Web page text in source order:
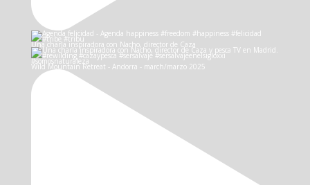
Una charla inspiradora con Nacho, director de Caza
Wild Mountain Retreat - Andorra - march/marzo 2025